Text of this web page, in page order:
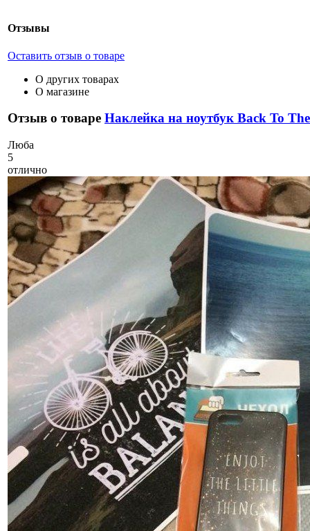
Отзывы
Оставить отзыв о товаре
О других товарах
О магазине
Отзыв о товаре Наклейка на ноутбук Back To
Люба
5
отлично